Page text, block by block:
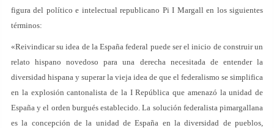
figura del político e intelectual republicano Pi I Margall en los siguientes
términos:
«Reivindicar su idea de la España federal puede ser el inicio de construir un
relato hispano novedoso para una derecha necesitada de entender la
diversidad hispana y superar la vieja idea de que el federalismo se simplifica
en la explosión cantonalista de la I República que amenazó la unidad de
España y el orden burgués establecido. La solución federalista pimargallana
es la concepción de la unidad de España en la diversidad de pueblos,